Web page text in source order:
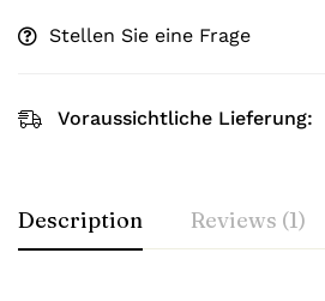
Stellen Sie eine Frage
Voraussichtliche Lieferung:
Description Reviews (1)